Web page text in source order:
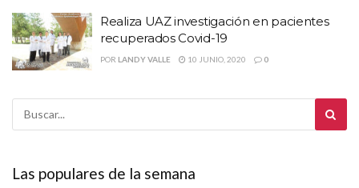
Realiza UAZ investigación en pacientes
recuperados Covid-19
POR LANDY VALLE 10 JUNIO, 2020 0
Las populares de la semana